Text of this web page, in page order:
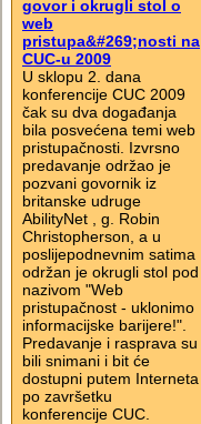
govor i okrugli stol o
web
pristupa&#269;nosti na
CUC-u 2009
U sklopu 2. dana
konferencije CUC 2009
čak su dva događanja
bila posvećena temi web
pristupačnosti. Izvrsno
predavanje održao je
pozvani govornik iz
britanske udruge
AbilityNet , g. Robin
Christopherson, a u
poslijepodnevnim satima
održan je okrugli stol pod
nazivom "Web
pristupačnost - uklonimo
informacijske barijere!".
Predavanje i rasprava su
bili snimani i bit će
dostupni putem Interneta
po završetku
konferencije CUC.